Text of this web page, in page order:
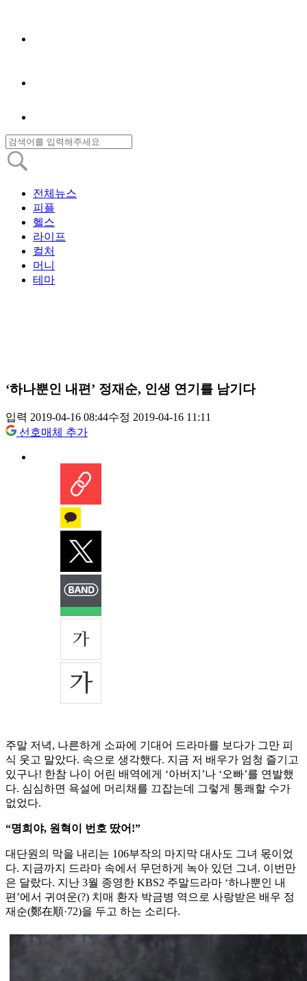
전체뉴스
피플
헬스
라이프
컬처
머니
테마
‘하나뿐인 내편’ 정재순, 인생 연기를 남기다
입력 2019-04-16 08:44수정 2019-04-16 11:11
선호매체 추가
주말 저녁, 나른하게 소파에 기대어 드라마를 보다가 그만 피
식 웃고 말았다. 속으로 생각했다. 지금 저 배우가 엄청 즐기고
있구나! 한참 나이 어린 배역에게 ‘아버지’나 ‘오빠’를 연발했
다. 심심하면 욕설에 머리채를 끄잡는데 그렇게 통쾌할 수가
없었다.
“명희야, 원혁이 번호 땄어!”
대단원의 막을 내리는 106부작의 마지막 대사도 그녀 몫이었
다. 지금까지 드라마 속에서 무던하게 녹아 있던 그녀. 이번만
은 달랐다. 지난 3월 종영한 KBS2 주말드라마 ‘하나뿐인 내
편’에서 귀여운(?) 치매 환자 박금병 역으로 사랑받은 배우 정
재순(鄭在順·72)을 두고 하는 소리다.